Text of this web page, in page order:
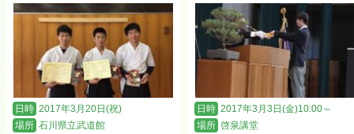
日時 2017年3月20日(祝)
場所 石川県立武道館
日時 2017年3月3日(金)10:00～
場所 啓泉講堂